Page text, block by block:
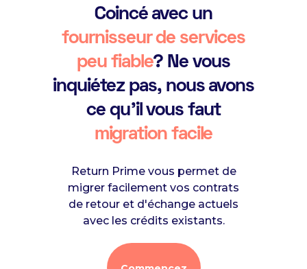
Coincé avec un
fournisseur de services
peu fiable? Ne vous
inquiétez pas, nous avons
ce qu'il vous faut
migration facile
Return Prime vous permet de
migrer facilement vos contrats
de retour et d'échange actuels
avec les crédits existants.